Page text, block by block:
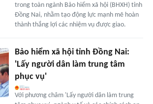
trong toàn ngành Bảo hiểm xã hội (BHXH) tỉnh
Đồng Nai, nhằm tạo động lực mạnh mẽ hoàn
thành thắng lợi các nhiệm vụ được giao.
Bảo hiểm xã hội tỉnh Đồng Nai:
'Lấy người dân làm trung tâm
phục vụ'
Với phương châm 'Lấy người dân làm trung